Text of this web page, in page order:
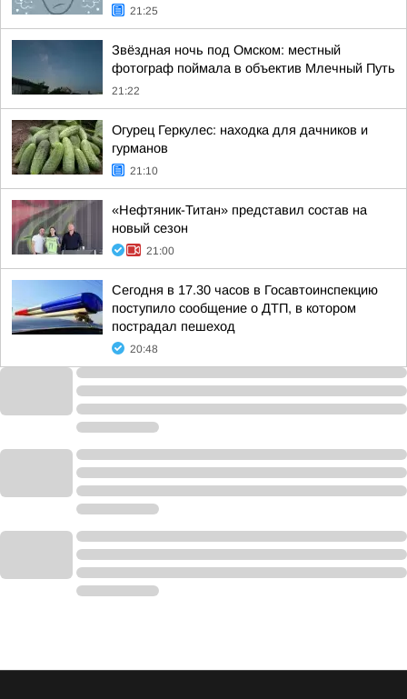
21:25
Звёздная ночь под Омском: местный
фотограф поймала в объектив Млечный Путь
21:22
Огурец Геркулес: находка для дачников и
гурманов
21:10
«Нефтяник-Титан» представил состав на
новый сезон
21:00
Сегодня в 17.30 часов в Госавтоинспекцию
поступило сообщение о ДТП, в котором
пострадал пешеход
20:48